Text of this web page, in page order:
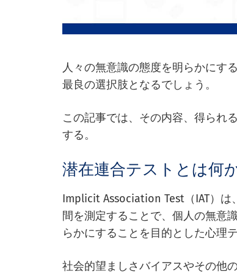
人々の無意識の態度を明らかにす
最良の選択肢となるでしょう。
この記事では、その内容、得られ
する。
潜在連合テストとは何
Implicit Association Test（IAT）
間を測定することで、個人の無意
らかにすることを目的とした心理
社会的望ましさバイアスやその他